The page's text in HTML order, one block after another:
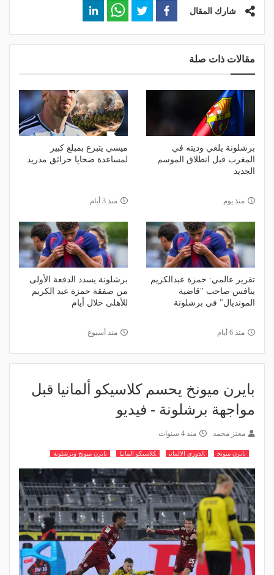
شارك المقال
مقالات ذات صلة
برشلونة يلغي وديته في
المغرب قبل انطلاق الموسم
الجديد
منذ يوم
ميسي يتبرع بمبلغ كبير
لمساعدة ضحايا حرائق مدريد
منذ 3 أيام
تقرير عالمي: حمزة عبدالكريم
ينافس صاحب "قاضية
المونديال" في برشلونة
منذ 6 أيام
برشلونة يسدد الدفعة الأولى
من صفقة حمزة عبد الكريم
للأهلي خلال أيام
منذ أسبوع
بايرن ميونخ يحسم كلاسيكو ألمانيا قبل
مواجهة برشلونة - فيديو
معتز محمد منذ 4 سنوات
بايرن ميونخ الدوري الالماني كلاسيكو المانيا بايرن ميونخ وبرشلونة